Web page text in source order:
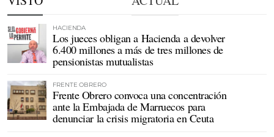
HACIENDA
Los jueces obligan a Hacienda a devolver
6.400 millones a más de tres millones de
pensionistas mutualistas
FRENTE OBRERO
Frente Obrero convoca una concentración
ante la Embajada de Marruecos para
denunciar la crisis migratoria en Ceuta